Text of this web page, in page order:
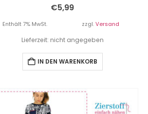
€5,99
Enthält 7% MwSt. zzgl.Versand
Lieferzeit: nicht angegeben
IN DEN WARENKORB